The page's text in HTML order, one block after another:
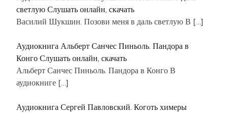
светлую Слушать онлайн, скачать
Василий Шукшин. Позови меня в даль светлую В […]
Аудиокнига Альберт Санчес Пиньоль. Пандора в
Конго Слушать онлайн, скачать
Альберт Санчес Пиньоль. Пандора в Конго В
аудиокниге […]
Аудиокнига Сергей Павловский. Коготь химеры